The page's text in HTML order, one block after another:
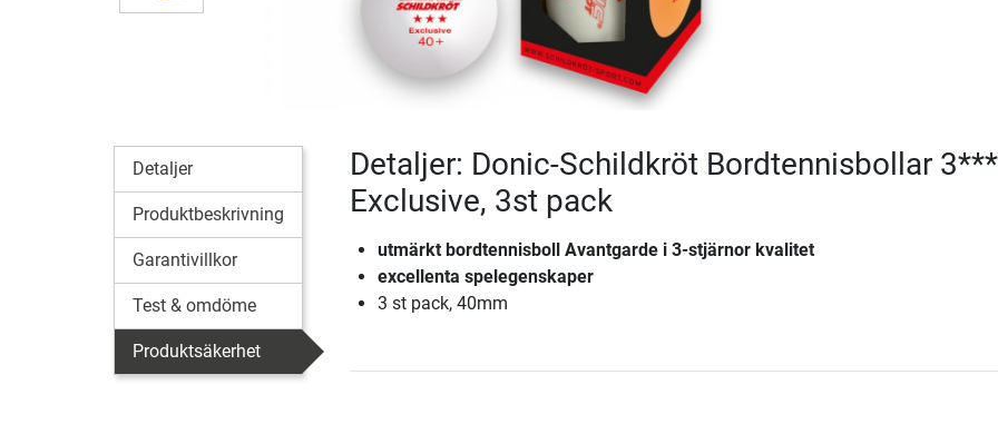
Detaljer
Produktbeskrivning
Garantivillkor
Test & omdöme
Produktsäkerhet
Detaljer: Donic-Schildkröt Bordtennisbollar 3***
Exclusive, 3st pack
utmärkt bordtennisboll Avantgarde i 3-stjärnor kvalitet
excellenta spelegenskaper
3 st pack, 40mm